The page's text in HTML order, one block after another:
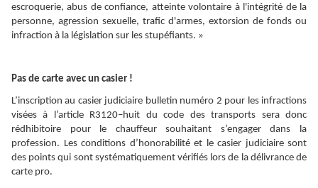
escroquerie, abus de confiance, atteinte volontaire à l'intégrité de la
personne, agression sexuelle, trafic d'armes, extorsion de fonds ou
infraction à la législation sur les stupéfiants. »
Pas de carte avec un casier !
L’inscription au casier judiciaire bulletin numéro 2 pour les infractions
visées à l’article R3120–huit du code des transports sera donc
rédhibitoire pour le chauffeur souhaitant s’engager dans la
profession. Les conditions d’honorabilité et le casier judiciaire sont
des points qui sont systématiquement vérifiés lors de la délivrance de
carte pro.